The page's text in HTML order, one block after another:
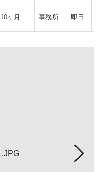
10ヶ月 事務所 即日